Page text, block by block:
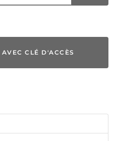
CLÉ D'ACCÈS